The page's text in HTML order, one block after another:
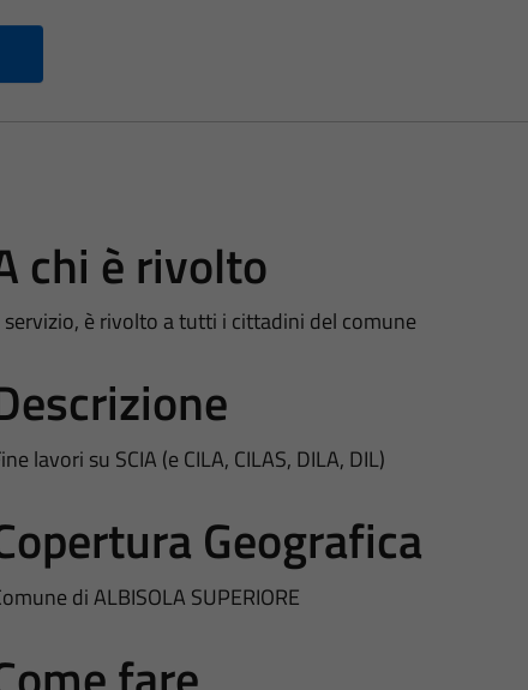
chi è rivolto
servizio, è rivolto a tutti i cittadini del comune
lavori su SCIA (e CILA, CILAS, DILA, DIL)
Geografica
di ALBISOLA SUPERIORE